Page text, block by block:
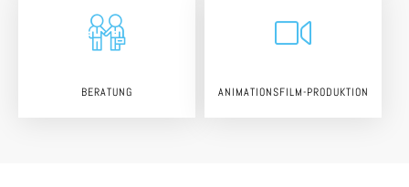
BERATUNG ANIMATIONSFILM-PRODUKTION